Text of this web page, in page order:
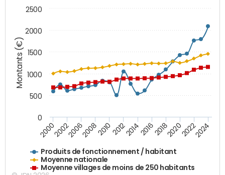
Montants (€)
Produits de fonctionnement / habitant
Moyenne nationale
Moyenne villages de moins de 250 habitants
200020022006200820102012201420162018202020222024
0
500
1000
1500
2000
2500